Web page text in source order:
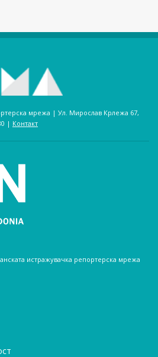
мрежа | Ул. Мирослав Крлежа 67,
| Контакт
истражувачка репортерска мрежа